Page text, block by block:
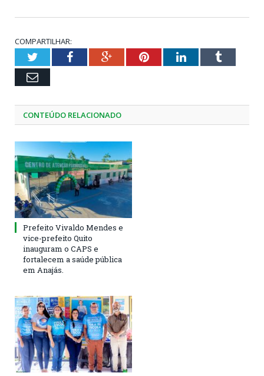
COMPARTILHAR:
TwitterFacebookGoogle+PinterestLinkedInTumblr
Email
CONTEÚDO RELACIONADO
Prefeito Vivaldo Mendes e
vice-prefeito Quito
inauguram o CAPS e
fortalecem a saúde pública
em Anajás.